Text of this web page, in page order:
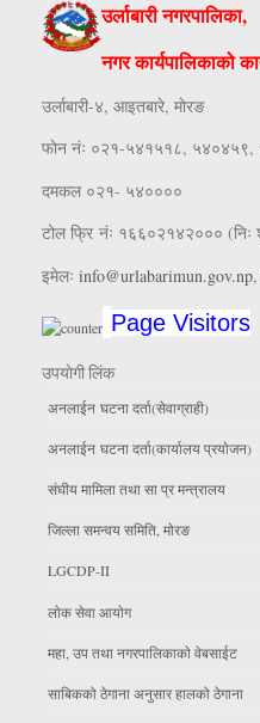
उर्लाबारी नगरपालिका,
नगर कार्यपालिकाको
उर्लाबारी-४, आइतबारे, माेरङ
फाेन नंः ०२१-५४१५१८, ५४०४५९,
दमकल ०२१- ५४००००
टोल फ्रि नंः १६६०२१४२००० (निः
इमेलः info@urlabarimun.gov.np,
Page Visitors
उपयाेगी लिंक
अनलाईन घटना दर्ता(सेवाग्राही)
अनलाईन घटना दर्ता(कार्यालय प्रयाेजन)
संघीय मामिला तथा सा प्र मन्त्रालय
जिल्ला समन्वय समिति, माेरङ
LGCDP-II
लाेक सेवा आयाेग
महा, उप तथा नगरपालिकाकाे वेबसाईट
साबिकको ठेगाना अनुसार हालको ठेगाना